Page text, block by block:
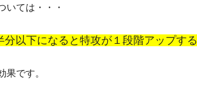
いては・・・
分以下になると特攻が１段階アップする
果です。